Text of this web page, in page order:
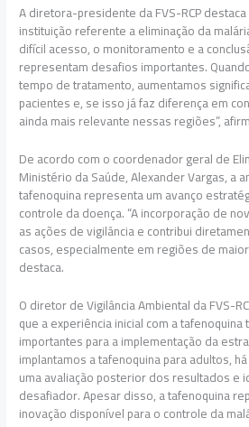
A diretora-presidente da FVS-RCP
instituição referente a eliminação da
difícil acesso, o monitoramento e a
representam desafios importantes.
tempo de tratamento, aumentamos
pacientes e, se isso já faz diferença em
ainda mais relevante nessas regiões”,
De acordo com o coordenador geral de
Ministério da Saúde, Alexander Vargas, a
tafenoquina representa um avanço
controle da doença. “A incorporação de
as ações de vigilância e contribui
casos, especialmente em regiões de
destaca.
O diretor de Vigilância Ambiental da FVS-
que a experiência inicial com a
importantes para a implementação da
implantamos a tafenoquina para adultos,
uma avaliação posterior dos resultados e
desafiador. Apesar disso, a tafenoquina
inovação disponível para o controle da